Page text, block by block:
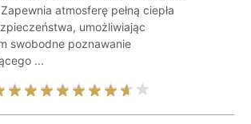
atmosferę pełną ciepła
umożliwiając
swobodne poznawanie
...